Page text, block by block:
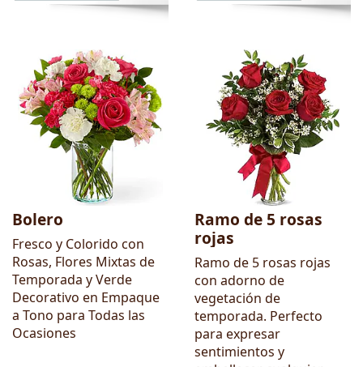
Bolero
Fresco y Colorido con
Rosas, Flores Mixtas de
Temporada y Verde
Decorativo en Empaque
a Tono para Todas las
Ocasiones
Ramo de 5 rosas
rojas
Ramo de 5 rosas rojas
con adorno de
vegetación de
temporada. Perfecto
para expresar
sentimientos y